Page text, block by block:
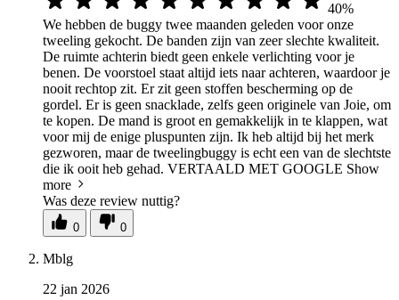
40%
We hebben de buggy twee maanden geleden voor onze
tweeling gekocht. De banden zijn van zeer slechte kwaliteit.
De ruimte achterin biedt geen enkele verlichting voor je
benen. De voorstoel staat altijd iets naar achteren, waardoor je
nooit rechtop zit. Er zit geen stoffen bescherming op de
gordel. Er is geen snacklade, zelfs geen originele van Joie, om
te kopen. De mand is groot en gemakkelijk in te klappen, wat
voor mij de enige pluspunten zijn. Ik heb altijd bij het merk
gezworen, maar de tweelingbuggy is echt een van de slechtste
die ik ooit heb gehad. VERTAALD MET GOOGLE Show
more
Was deze review nuttig?
0 0
Mblg
22 jan 2026